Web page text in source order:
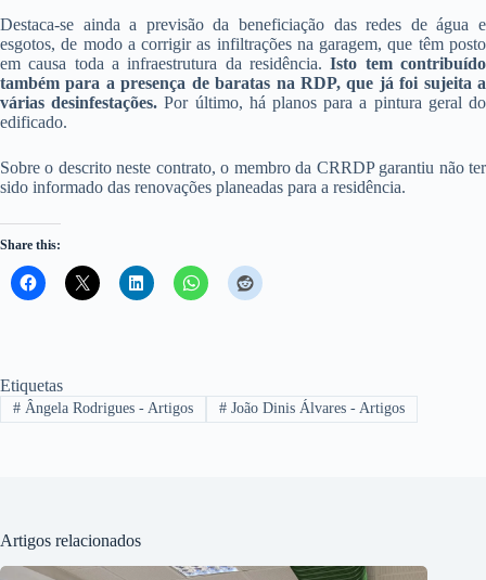
Destaca-se ainda a previsão da beneficiação das redes de água e
esgotos, de modo a corrigir as infiltrações na garagem, que têm posto
em causa toda a infraestrutura da residência.Isto tem contribuído
também para a presença de baratas na RDP, que já foi sujeita a
várias desinfestações.Por último, há planos para a pintura geral do
edificado.
Sobre o descrito neste contrato, o membro da CRRDP garantiu não ter
sido informado das renovações planeadas para a residência.
Share this:
Etiquetas
#Ângela Rodrigues - Artigos #João Dinis Álvares - Artigos
Artigos relacionados